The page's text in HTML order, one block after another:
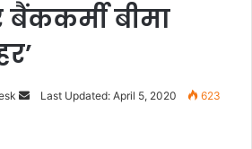
बीमा
Last Updated: April 5, 2020 623